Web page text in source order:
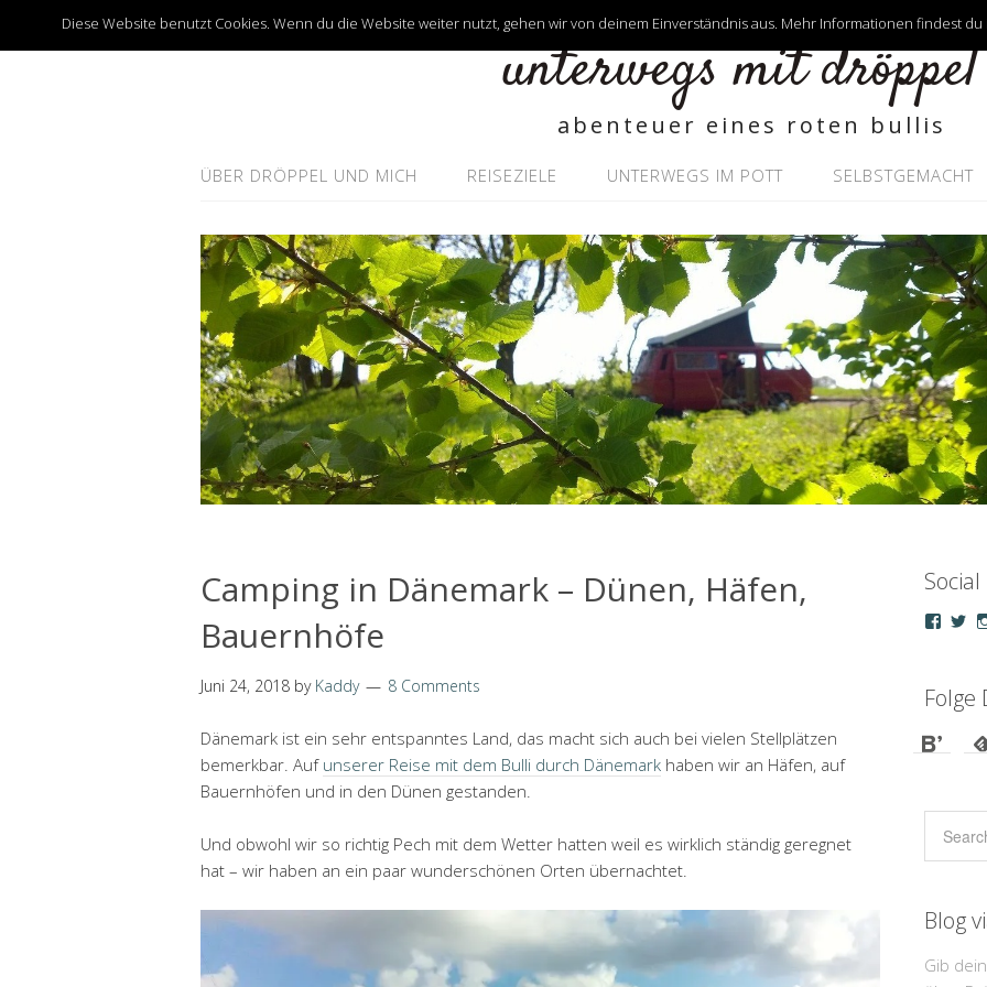
unterwegs mit dröppel
abenteuer eines roten bullis
ÜBER DRÖPPEL UND MICH REISEZIELE UNTERWEGS IM POTT SELBSTGEMACHT
Camping in Dänemark – Dünen, Häfen,
Bauernhöfe
Juni 24, 2018 by Kaddy 8 Comments
Dänemark ist ein sehr entspanntes Land, das macht sich auch bei vielen Stellplätzen
bemerkbar. Auf unserer Reise mit dem Bulli durch Dänemark haben wir an Häfen, auf
Bauernhöfen und in den Dünen gestanden.
Und obwohl wir so richtig Pech mit dem Wetter hatten weil es wirklich ständig geregnet
hat – wir haben an ein paar wunderschönen Orten übernachtet.
Social
Profil
Blog
Gib
Diese Website benutzt Cookies. Wenn du die Website weiter nutzt, gehen wir von deinem Einverständnis aus. Mehr Informationen findest